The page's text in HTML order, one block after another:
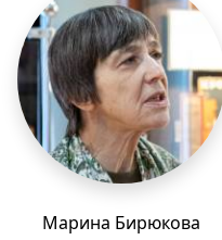
Марина Бирюкова